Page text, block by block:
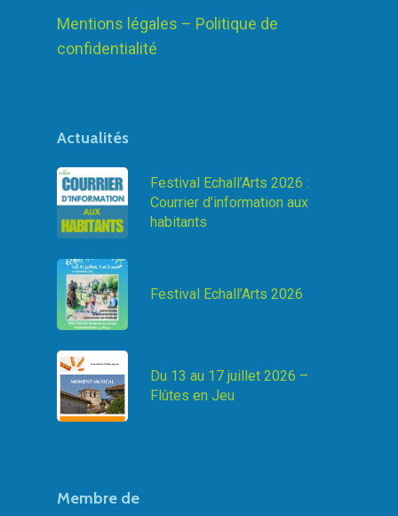
Mentions légales – Politique de
confidentialité
Actualités
Festival Echall’Arts 2026 :
Courrier d’information aux
habitants
Festival Echall’Arts 2026
Du 13 au 17 juillet 2026 –
Flûtes en Jeu
Membre de